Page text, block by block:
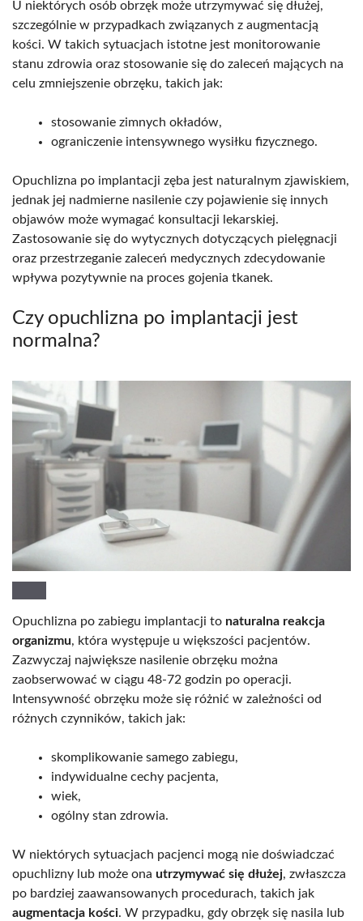
U niektórych osób obrzęk może utrzymywać się dłużej,
szczególnie w przypadkach związanych z augmentacją
kości. W takich sytuacjach istotne jest monitorowanie
stanu zdrowia oraz stosowanie się do zaleceń mających na
celu zmniejszenie obrzęku, takich jak:
stosowanie zimnych okładów,
ograniczenie intensywnego wysiłku fizycznego.
Opuchlizna po implantacji zęba jest naturalnym zjawiskiem,
jednak jej nadmierne nasilenie czy pojawienie się innych
objawów może wymagać konsultacji lekarskiej.
Zastosowanie się do wytycznych dotyczących pielęgnacji
oraz przestrzeganie zaleceń medycznych zdecydowanie
wpływa pozytywnie na proces gojenia tkanek.
Czy opuchlizna po implantacji jest
normalna?
Opuchlizna po zabiegu implantacji to naturalna reakcja
organizmu, która występuje u większości pacjentów.
Zazwyczaj największe nasilenie obrzęku można
zaobserwować w ciągu 48-72 godzin po operacji.
Intensywność obrzęku może się różnić w zależności od
różnych czynników, takich jak:
skomplikowanie samego zabiegu,
indywidualne cechy pacjenta,
wiek,
ogólny stan zdrowia.
W niektórych sytuacjach pacjenci mogą nie doświadczać
opuchlizny lub może ona utrzymywać się dłużej, zwłaszcza
po bardziej zaawansowanych procedurach, takich jak
augmentacja kości. W przypadku, gdy obrzęk się nasila lub